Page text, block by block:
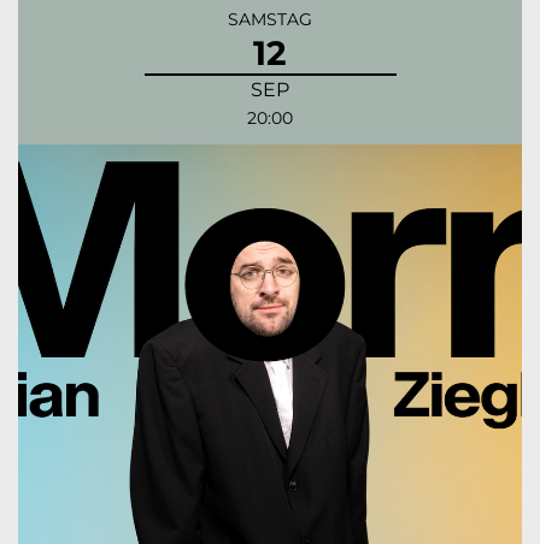
SAMSTAG
12
SEP
20:00